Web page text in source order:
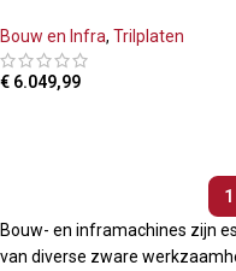
Bouw en Infra, Trilplaten
€ 6.049,99
1
Bouw- en inframachines zijn
van diverse zware